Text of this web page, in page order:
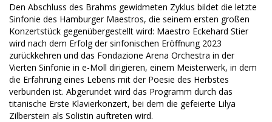
Den Abschluss des Brahms gewidmeten Zyklus bildet die letzte
Sinfonie des Hamburger Maestros, die seinem ersten großen
Konzertstück gegenübergestellt wird: Maestro Eckehard Stier
wird nach dem Erfolg der sinfonischen Eröffnung 2023
zurückkehren und das Fondazione Arena Orchestra in der
Vierten Sinfonie in e-Moll dirigieren, einem Meisterwerk, in dem
die Erfahrung eines Lebens mit der Poesie des Herbstes
verbunden ist. Abgerundet wird das Programm durch das
titanische Erste Klavierkonzert, bei dem die gefeierte Lilya
Zilberstein als Solistin auftreten wird.